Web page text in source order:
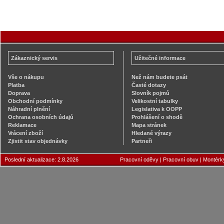
Zákaznický servis
Vše o nákupu
Platba
Doprava
Obchodní podmínky
Náhradní plnění
Ochrana osobních údajů
Reklamace
Vrácení zboží
Zjistit stav objednávky
Užitečné informace
Než nám budete psát
Časté dotazy
Slovník pojmů
Velikostní tabulky
Legislativa k OOPP
Prohlášení o shodě
Mapa stránek
Hledané výrazy
Partneři
Poslední aktualizace: 2.8.2026 Pracovní oděvy | Pracovní obuv |